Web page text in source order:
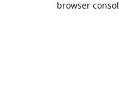
browser